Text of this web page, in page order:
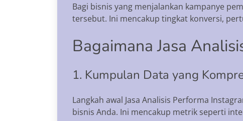
Bagi bisnis yang menjalankan kampanye
tersebut. Ini mencakup tingkat konversi,
Bagaimana Jasa
1. Kumpulan Data yang
Langkah awal Jasa Analisis Performa
bisnis Anda. Ini mencakup metrik seperti